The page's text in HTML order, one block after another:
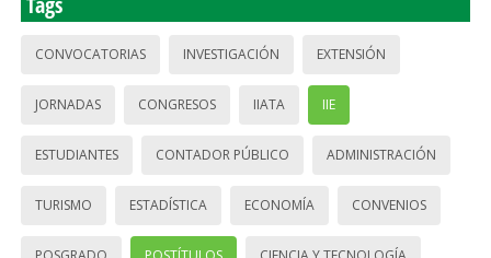
CONVOCATORIAS INVESTIGACIÓN EXTENSIÓN
JORNADAS CONGRESOS IIATA IIE
ESTUDIANTES CONTADOR PÚBLICO ADMINISTRACIÓN
TURISMO ESTADÍSTICA ECONOMÍA CONVENIOS